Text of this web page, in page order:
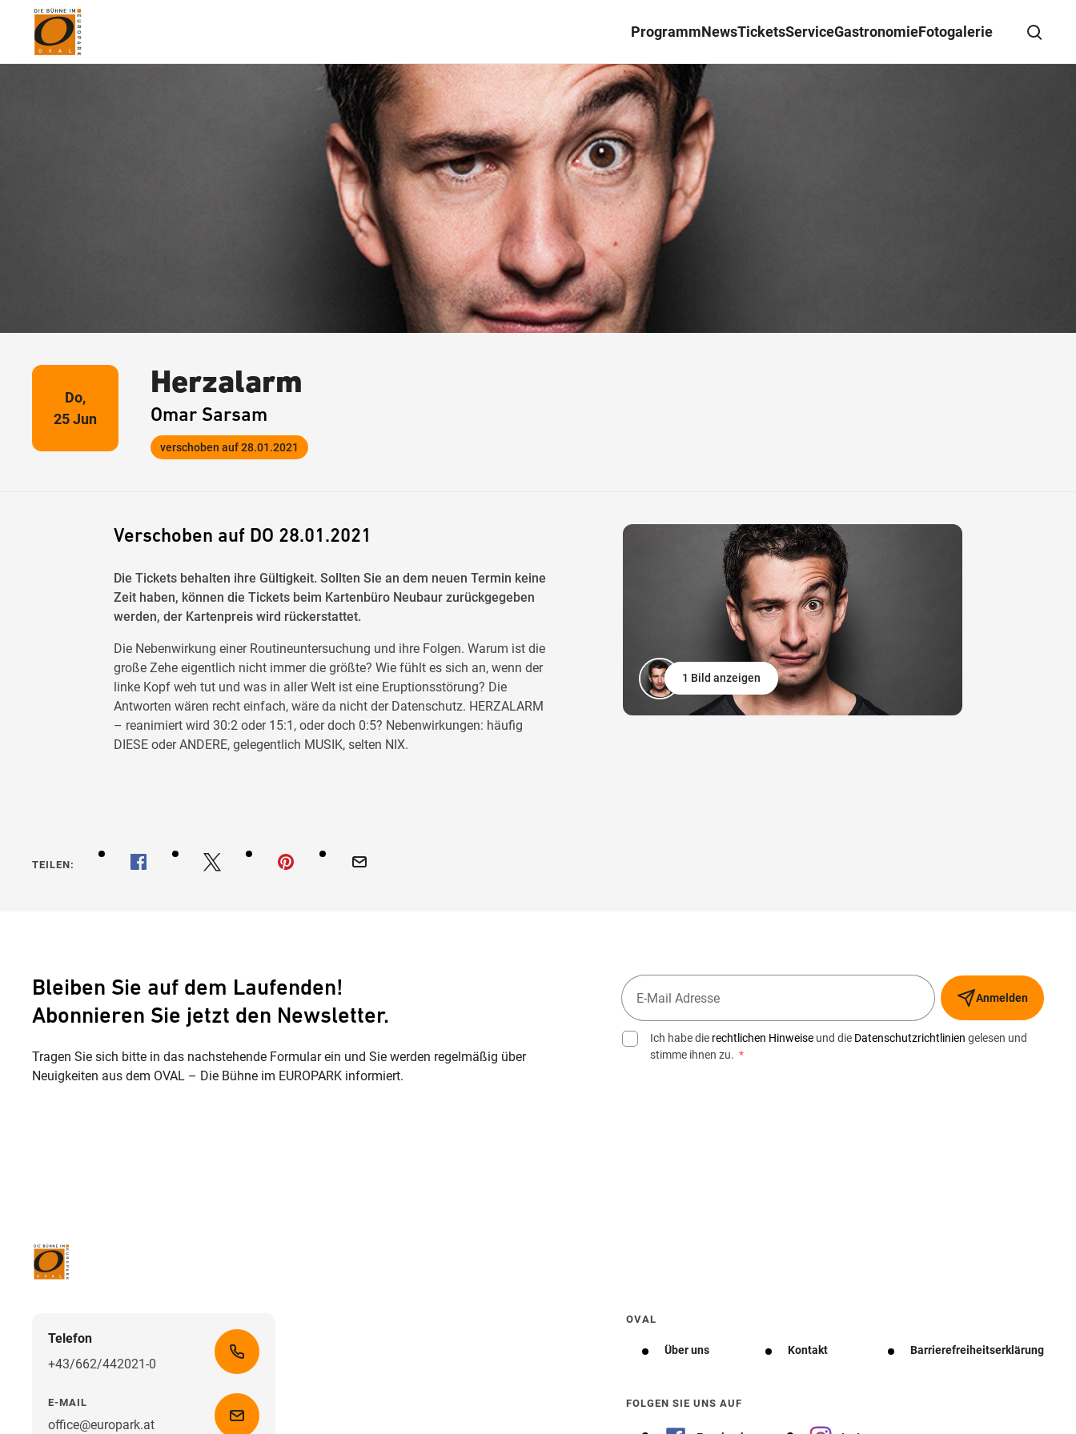
ProgrammNewsTicketsServiceGastronomieFotogalerie
Do,
25 Jun
Herzalarm
Omar Sarsam
verschoben auf 28.01.2021
Verschoben auf DO 28.01.2021
Die Tickets behalten ihre Gültigkeit. Sollten Sie an dem neuen Termin keine
Zeit haben, können die Tickets beim Kartenbüro Neubaur zurückgegeben
werden, der Kartenpreis wird rückerstattet.
Die Nebenwirkung einer Routineuntersuchung und ihre Folgen. Warum ist die
große Zehe eigentlich nicht immer die größte? Wie fühlt es sich an, wenn der
linke Kopf weh tut und was in aller Welt ist eine Eruptionsstörung? Die
Antworten wären recht einfach, wäre da nicht der Datenschutz. HERZALARM
– reanimiert wird 30:2 oder 15:1, oder doch 0:5? Nebenwirkungen: häufig
DIESE oder ANDERE, gelegentlich MUSIK, selten NIX.
1 Bild anzeigen
TEILEN:
Bleiben Sie auf dem Laufenden!
Abonnieren Sie jetzt den Newsletter.
Tragen Sie sich bitte in das nachstehende Formular ein und Sie werden regelmäßig über
Neuigkeiten aus dem OVAL – Die Bühne im EUROPARK informiert.
Anmelden
Ich habe die rechtlichen Hinweise und die Datenschutzrichtlinien gelesen und
stimme ihnen zu. *
Telefon
+43/662/442021-0
E-MAIL
office@europark.at
OVAL
Über uns Kontakt Barrierefreiheitserklärung
FOLGEN SIE UNS AUF